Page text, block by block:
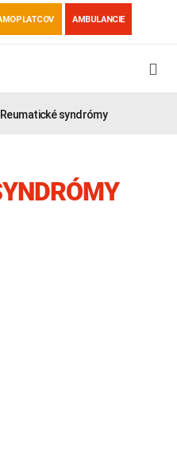
AMBULANCIE
Reumatické syndrómy